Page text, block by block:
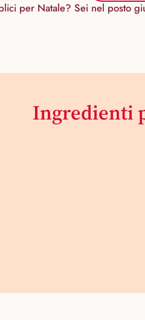
per Natale? Sei nel posto
Ingredienti